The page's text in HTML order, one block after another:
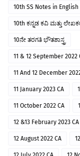
10th SS Notes in English
10th ಕನ್ನಡ ಕವಿ ಮತ್ತು
10ನೇ ತರಗತಿ ಭೌತಶಾಸ್ತ್ರ
11 & 12 September 2022
11 And 12 December
11 January 2023 CA
11 October 2022 CA
12 &13 February 2023 CA
12 August 2022 CA